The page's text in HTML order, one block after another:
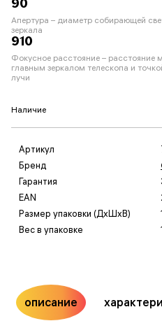
Апертура – диаметр собирающей
зеркала
910
Фокусное расстояние – расстояние
главным зеркалом телескопа и
лучи
Наличие
Артикул
Бренд
Гарантия
EAN
Размер упаковки (ДxШxВ)
Вес в упаковке
описание